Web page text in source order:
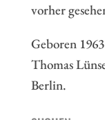
vorher
Geboren
Thomas
Berlin.